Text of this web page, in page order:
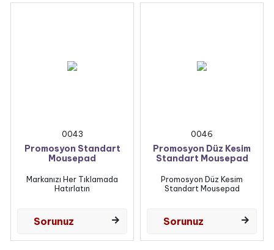
0043
Promosyon Standart
Mousepad
Markanızı Her Tıklamada
Hatırlatın
Sorunuz
0046
Promosyon Düz Kesim
Standart Mousepad
Promosyon Düz Kesim
Standart Mousepad
Sorunuz